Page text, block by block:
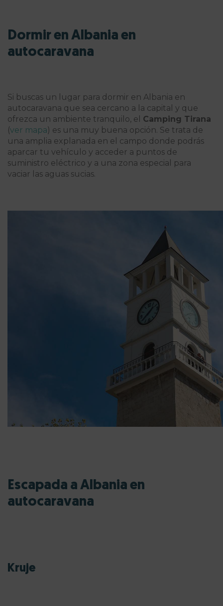
Dormir en Albania en
autocaravana
Si buscas un lugar para dormir en Albania en
autocaravana que sea cercano a la capital y que
ofrezca un ambiente tranquilo, el Camping Tirana
(ver mapa) es una muy buena opción. Se trata de
una amplia explanada en el campo donde podrás
aparcar tu vehículo y acceder a puntos de
suministro eléctrico y a una zona especial para
vaciar las aguas sucias.
Escapada a Albania en
autocaravana
Kruje